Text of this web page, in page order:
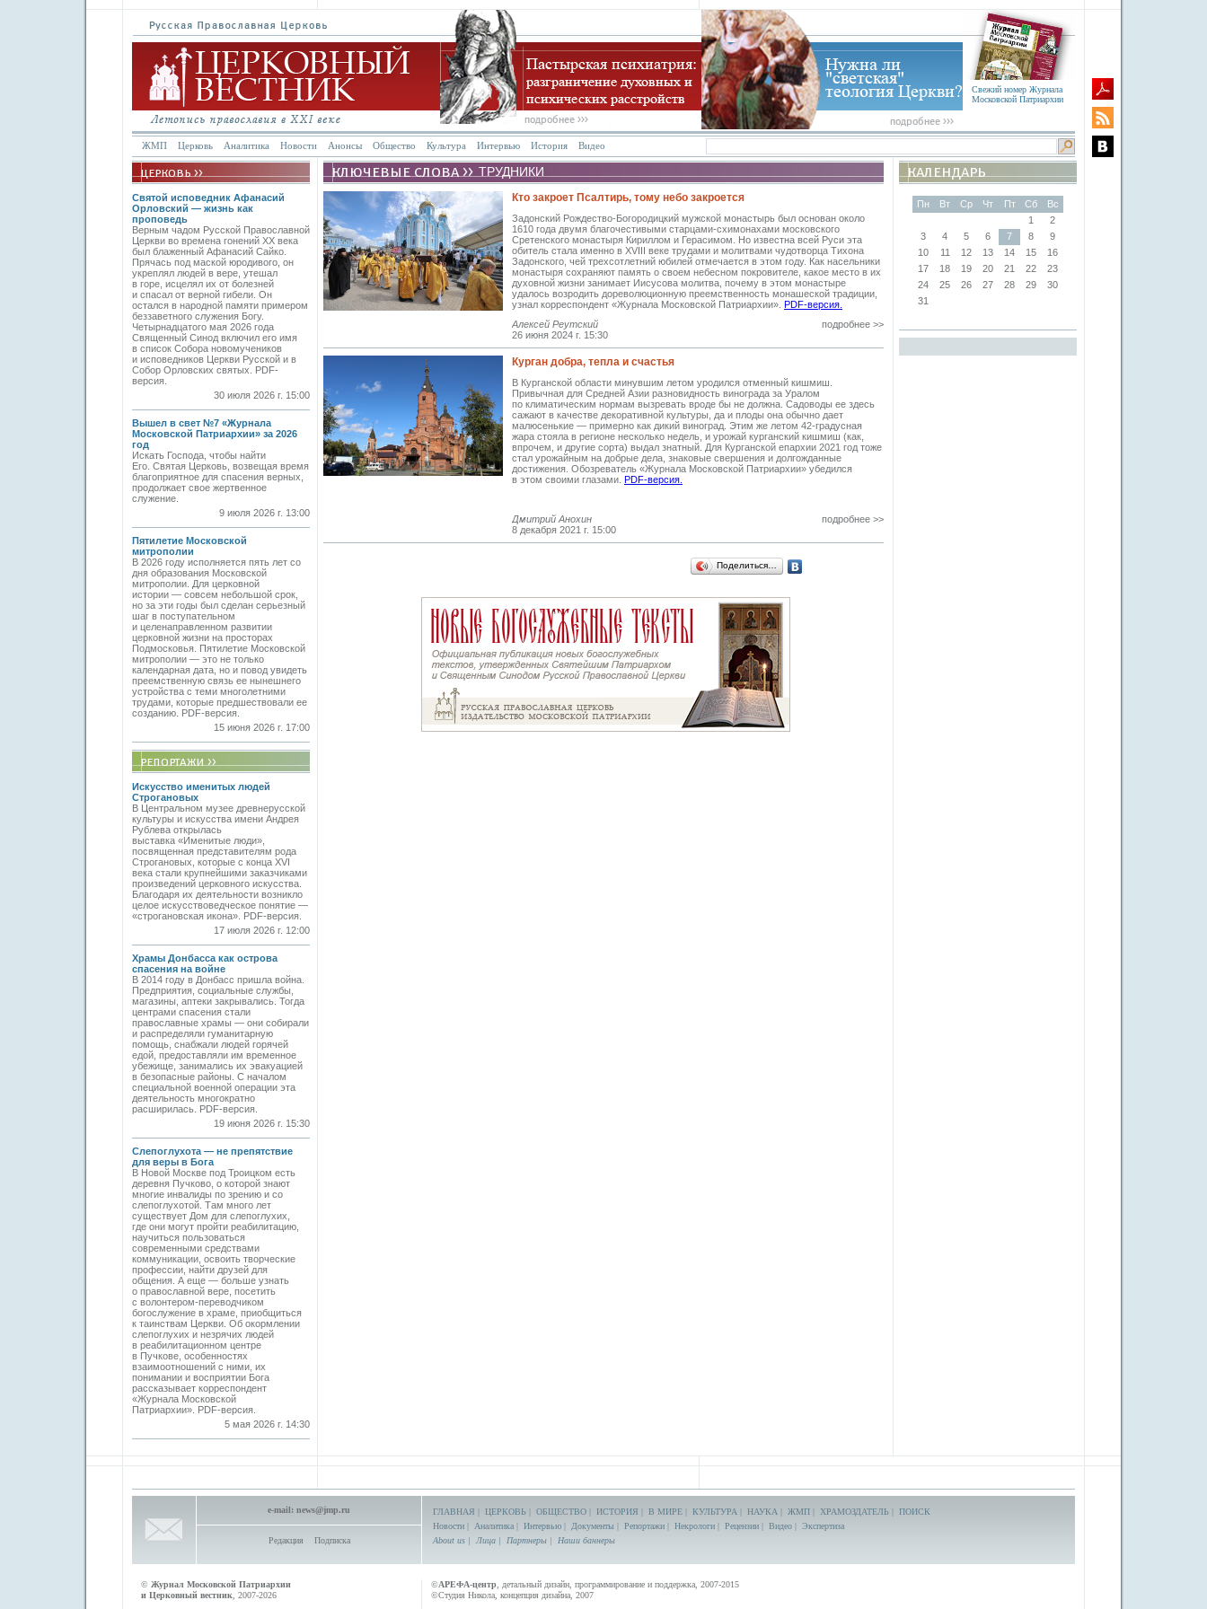
Свежий номер Журнала
Московской Патриархии
ЖМП Церковь Аналитика Новости Анонсы Общество Культура Интервью История Видео
Святой исповедник Афанасий
Орловский — жизнь как
проповедь
Верным чадом Русской Православной
Церкви во времена гонений XX века
был блаженный Афанасий Сайко.
Прячась под маской юродивого, он
укреплял людей в вере, утешал
в горе, исцелял их от болезней
и спасал от верной гибели. Он
остался в народной памяти примером
беззаветного служения Богу.
Четырнадцатого мая 2026 года
Священный Синод включил его имя
в список Собора новомучеников
и исповедников Церкви Русской и в
Собор Орловских святых. PDF-
версия.
30 июля 2026 г. 15:00
Вышел в свет №7 «Журнала
Московской Патриархии» за 2026
год
Искать Господа, чтобы найти
Его. Святая Церковь, возвещая время
благоприятное для спасения верных,
продолжает свое жертвенное
служение.
9 июля 2026 г. 13:00
Пятилетие Московской
митрополии
В 2026 году исполняется пять лет со
дня образования Московской
митрополии. Для церковной
истории — совсем небольшой срок,
но за эти годы был сделан серьезный
шаг в поступательном
и целенаправленном развитии
церковной жизни на просторах
Подмосковья. Пятилетие Московской
митрополии — это не только
календарная дата, но и повод увидеть
преемственную связь ее нынешнего
устройства с теми многолетними
трудами, которые предшествовали ее
созданию. PDF-версия.
15 июня 2026 г. 17:00
Искусство именитых людей
Строгановых
В Центральном музее древнерусской
культуры и искусства имени Андрея
Рублева открылась
выставка «Именитые люди»,
посвященная представителям рода
Строгановых, которые с конца XVI
века стали крупнейшими заказчиками
произведений церковного искусства.
Благодаря их деятельности возникло
целое искусствоведческое понятие —
«строгановская икона». PDF-версия.
17 июля 2026 г. 12:00
Храмы Донбасса как острова
спасения на войне
В 2014 году в Донбасс пришла война.
Предприятия, социальные службы,
магазины, аптеки закрывались. Тогда
центрами спасения стали
православные храмы — они собирали
и распределяли гуманитарную
помощь, снабжали людей горячей
едой, предоставляли им временное
убежище, занимались их эвакуацией
в безопасные районы. С началом
специальной военной операции эта
деятельность многократно
расширилась. PDF-версия.
19 июня 2026 г. 15:30
Слепоглухота — не препятствие
для веры в Бога
В Новой Москве под Троицком есть
деревня Пучково, о которой знают
многие инвалиды по зрению и со
слепоглухотой. Там много лет
существует Дом для слепоглухих,
где они могут пройти реабилитацию,
научиться пользоваться
современными средствами
коммуникации, освоить творческие
профессии, найти друзей для
общения. А еще — больше узнать
о православной вере, посетить
с волонтером-переводчиком
богослужение в храме, приобщиться
к таинствам Церкви. Об окормлении
слепоглухих и незрячих людей
в реабилитационном центре
в Пучкове, особенностях
взаимоотношений с ними, их
понимании и восприятии Бога
рассказывает корреспондент
«Журнала Московской
Патриархии». PDF-версия.
5 мая 2026 г. 14:30
ТРУДНИКИ
Кто закроет Псалтирь, тому небо закроется
Задонский Рождество-Богородицкий мужской монастырь был основан около
1610 года двумя благочестивыми старцами-схимонахами московского
Сретенского монастыря Кириллом и Герасимом. Но известна всей Руси эта
обитель стала именно в XVIII веке трудами и молитвами чудотворца Тихона
Задонского, чей трехсотлетний юбилей отмечается в этом году. Как насельники
монастыря сохраняют память о своем небесном покровителе, какое место в их
духовной жизни занимает Иисусова молитва, почему в этом монастыре
удалось возродить дореволюционную преемственность монашеской традиции,
узнал корреспондент «Журнала Московской Патриархии». PDF-версия.
Алексей Реутский
26 июня 2024 г. 15:30
подробнее >>
Курган добра, тепла и счастья
В Курганской области минувшим летом уродился отменный кишмиш.
Привычная для Средней Азии разновидность винограда за Уралом
по климатическим нормам вызревать вроде бы не должна. Садоводы ее здесь
сажают в качестве декоративной культуры, да и плоды она обычно дает
малюсенькие — примерно как дикий виноград. Этим же летом 42-градусная
жара стояла в регионе несколько недель, и урожай курганский кишмиш (как,
впрочем, и другие сорта) выдал знатный. Для Курганской епархии 2021 год тоже
стал урожайным на добрые дела, знаковые свершения и долгожданные
достижения. Обозреватель «Журнала Московской Патриархии» убедился
в этом своими глазами. PDF-версия.
Дмитрий Анохин
8 декабря 2021 г. 15:00
подробнее >>
Поделиться…
Пн Вт Ср Чт Пт Сб
Вс
1
2
3
4 5 6 7 8
9
10
11 12 13 14 15
16
17
18 19 20 21 22
23
24
25 26 27 28 29
30
31
e-mail: news@jmp.ru
Редакция Подписка
ГЛАВНАЯ | ЦЕРКОВЬ | ОБЩЕСТВО | ИСТОРИЯ | В МИРЕ | КУЛЬТУРА | НАУКА | ЖМП | ХРАМОЗДАТЕЛЬ | ПОИСК
Новости | Аналитика | Интервью | Документы | Репортажи | Некрологи | Рецензии | Видео | Экспертиза
About us | Лица | Партнеры | Наши баннеры
© Журнал Московской Патриархии
и Церковный вестник , 2007-2026
©АРЕФА-центр , детальный дизайн, программирование и поддержка, 2007-2015
©Студия Никола, концепция дизайна, 2007